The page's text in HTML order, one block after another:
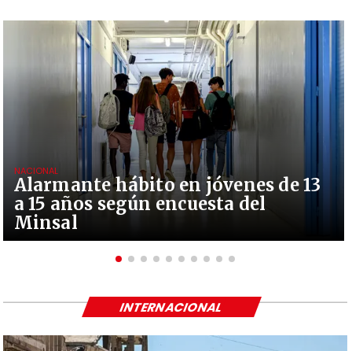
Alarmante hábito en jóvenes de 13
a 15 años según encuesta del
Minsal
NACIONAL
INTERNACIONAL